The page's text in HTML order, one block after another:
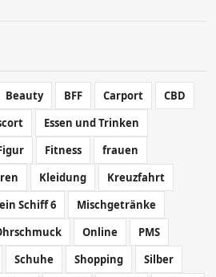
Beauty BFF Carport
CBD
Essen und Trinken
Fitness
frauen
Kleidung
Kreuzfahrt
Schiff 6
Mischgetränke
Online
PMS
Schuhe Shopping
Silber